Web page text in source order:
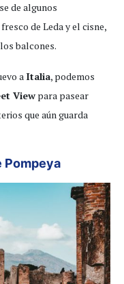
de algunos
de Leda y el cisne,
balcones.
a Italia, podemos
View para pasear
que aún guarda
Pompeya